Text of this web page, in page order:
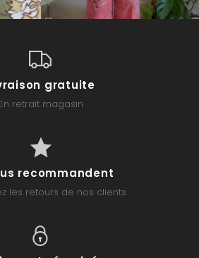
gratuite
En retrait magasin
recommandent
les retours de nos clients